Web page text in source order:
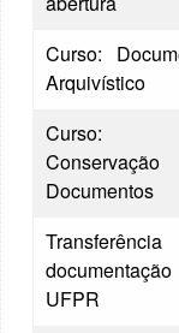
Curso:
Arquivístico
Curso:
Documentos
UFPR